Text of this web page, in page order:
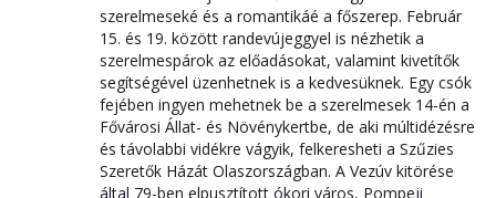
szerelmeseké és a romantikáé a főszerep. Február
15. és 19. között randevújeggyel is nézhetik a
szerelmespárok az előadásokat, valamint kivetítők
segítségével üzenhetnek is a kedvesüknek. Egy csók
fejében ingyen mehetnek be a szerelmesek 14-én a
Fővárosi Állat- és Növénykertbe, de aki múltidézésre
és távolabbi vidékre vágyik, felkeresheti a Szűzies
Szeretők Házát Olaszországban. A Vezúv kitörése
által 79-ben elpusztított ókori város, Pompeji